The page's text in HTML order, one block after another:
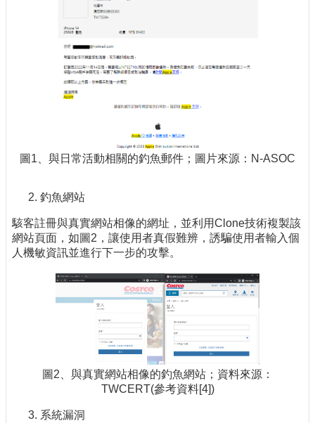
圖1、與日常活動相關的釣魚郵件；圖片來源：N-ASOC
釣魚網站
駭客註冊與真實網站相像的網址，並利用Clone技術複製該
網站頁面，如圖2，讓使用者真假難辨，誘騙使用者輸入個
人機敏資訊並進行下一步的攻擊。
圖2、與真實網站相像的釣魚網站；資料來源：
TWCERT(參考資料[4])
系統漏洞